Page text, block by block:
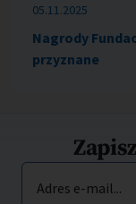
05.11.2025
Nagrody
przyznane
Adres e-mail...